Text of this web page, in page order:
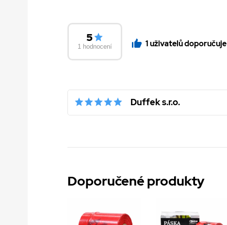
5
1 hodnocení 1 uživatelů doporučuje
Duffek s.r.o.
Doporučené produkty